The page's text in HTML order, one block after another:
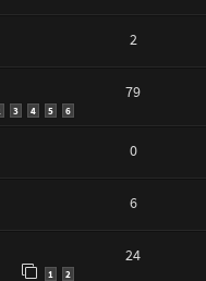
2
3 4 5 6
79
0
6
1 2
24